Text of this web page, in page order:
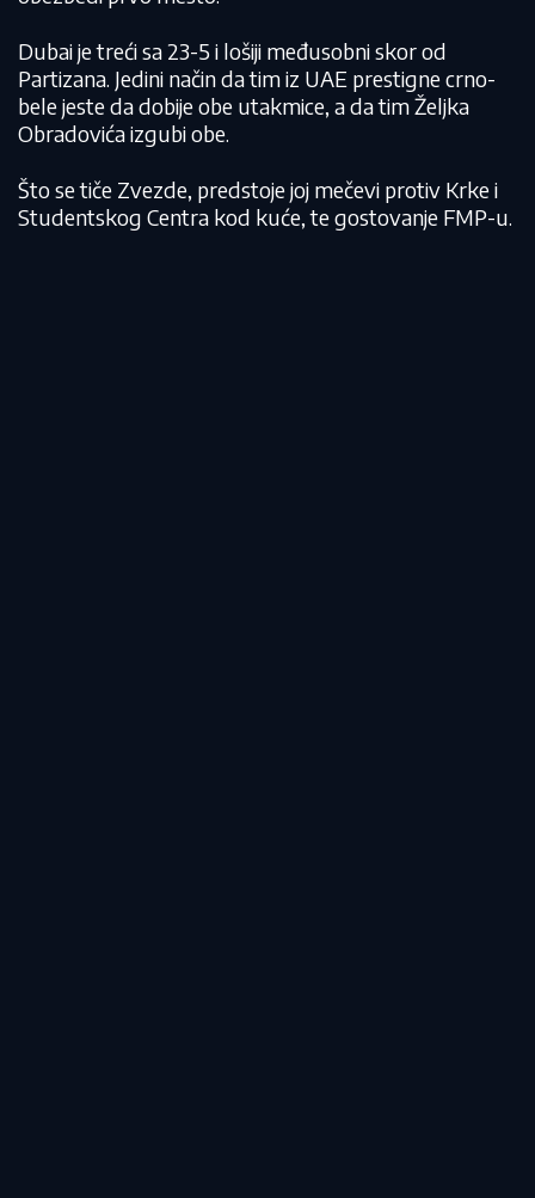
Dubai je treći sa 23-5 i lošiji međusobni skor od
Partizana. Jedini način da tim iz UAE prestigne crno-
bele jeste da dobije obe utakmice, a da tim Željka
Obradovića izgubi obe.
Što se tiče Zvezde, predstoje joj mečevi protiv Krke i
Studentskog Centra kod kuće, te gostovanje FMP-u.